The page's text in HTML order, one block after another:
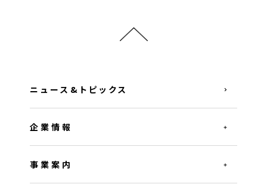
ニュース&トピックス
企業情報
事業案内